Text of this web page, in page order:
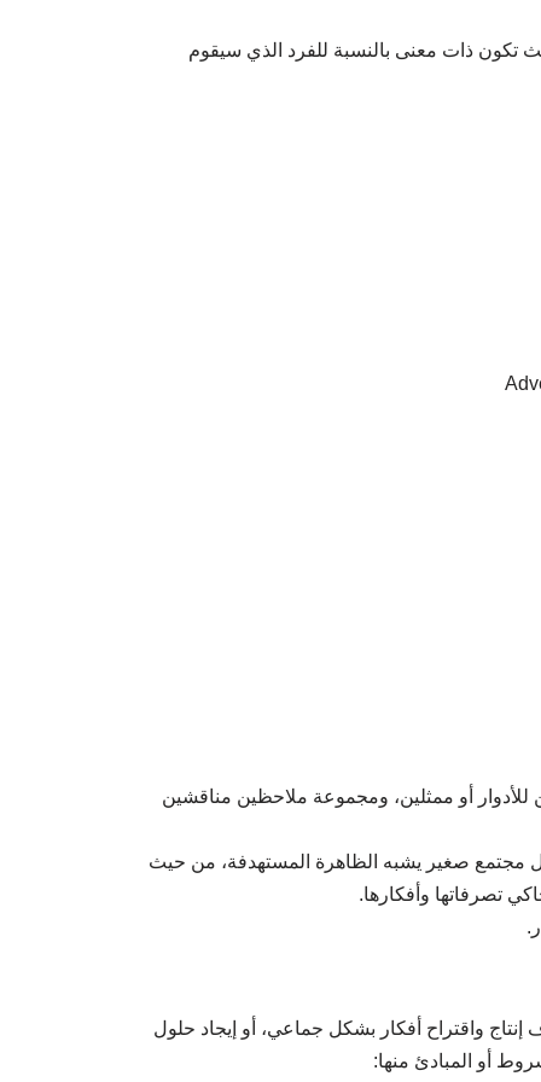
تكون ذات معنى بالنسبة للفرد الذي سيقوم
أو ممثلين، ومجموعة ملاحظين مناقشين
مجتمع صغير يشبه الظاهرة المستهدفة، من حيث
تصرفاتها وأفكارها.
إنتاج واقتراح أفكار بشكل جماعي، أو إيجاد حلول
أو المبادئ منها: